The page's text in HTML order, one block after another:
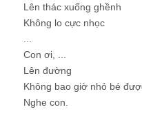
Lên thác xuống ghềnh
Không lo cực nhọc
Con ơi, ...
Lên đường
Không bao giờ nhỏ bé
Nghe con.